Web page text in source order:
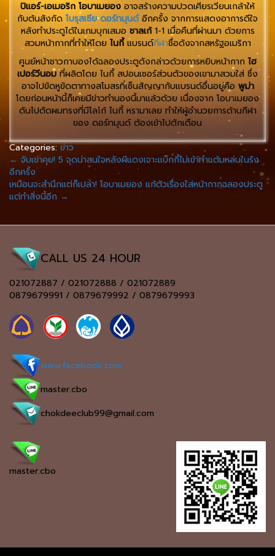
ปิแอร์-เอเมอริก โอบาเมยอง อาจสร้างความปวดเศียรเวียนเกล้าให้
กับต้นสังกัด โบรุสเซีย ดอร์ทมุนด์อีกครั้ง จากการแสดงอาการดีใจ
หลังทำประตูได้ในเกมบุกเสมอ ชาลเก้1-1 เมื่อคืนที่ผ่านมา ด้วยการ
สวมหน้ากากที่ทำให้โดย ไนกี้แบรนด์กีฬาชื่อดังจากสหรัฐอเมริกา
ศูนย์หน้าชาวกาบองได้ฉลองประตูดังกล่าวด้วยการหยิบหน้ากาก ไฮ
เปอร์วีนอมที่ผลิตโดย ไนกี้ สปอนเซอร์ส่วนตัวของเขามาสวมใส่ ซึ่ง
อาจไปขัดหูขัดตาทางสโมสรที่เซ็นสัญญากับแบรนด์อื่นอยู่คือ พูม่า
โดยก่อนหน้านี้ก็เคยมีข่าวทำนองนี้มาแล้วด้วย เนื่องจาก โอบาเมยอง
ดันไปตัดผมทรงที่มีโลโก้ ไนกี้ หรามาเลย ทำให้ผู้อำนวยการด้านกีฬา
ของ ดอร์ทมุนด์ ต้องเข้าไปตักเตือน
Categories:ข่าว
← จับเข่าคุย! 5 จุดน่าสนใจหลังผีแดงเจาะแบ็กกี้ไม่เข้าทำแต้มหล่นในรัง
อีกครั้ง
เหมือนจะสำนึกแต่ก็เปล่า! โอบาเมยอง แก้ตัวเรื่องใส่หน้ากากฉลองประตู
แต่ทำสิ่งนี้อีก →
CALL US 24 HOUR
021072887 / 021072888 / 021072889
0879679991 / 0879679992 / 0879679993
www.facebook.com
master.cbo
chokdeeclub99@gmail.com
master.cbo